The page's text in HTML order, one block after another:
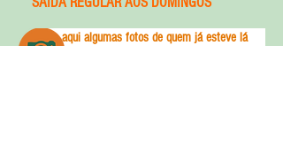
Veja aqui algumas fotos de quem já esteve lá